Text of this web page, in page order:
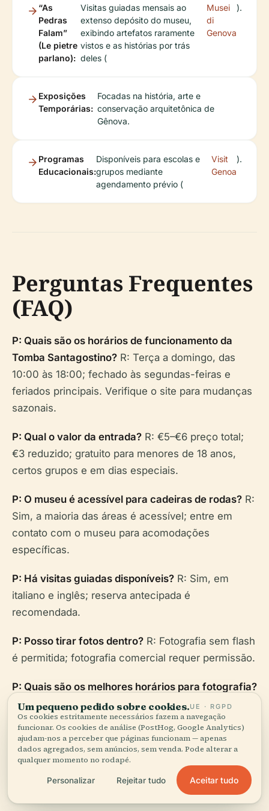
“As
Pedras
Falam”
(Le pietre
parlano):
Visitas guiadas mensais ao
extenso depósito do museu,
exibindo artefatos raramente
vistos e as histórias por trás
deles (
Musei
di
Genova
).
Exposições
Temporárias:
Focadas na história, arte e
conservação arquitetônica de
Gênova.
Programas
Educacionais:
Disponíveis para escolas e
grupos mediante
agendamento prévio (
Visit
Genoa
).
Perguntas Frequentes
(FAQ)
P: Quais são os horários de funcionamento da
Tomba Santagostino? R: Terça a domingo, das
10:00 às 18:00; fechado às segundas-feiras e
feriados principais. Verifique o site para mudanças
sazonais.
P: Qual o valor da entrada? R: €5–€6 preço total;
€3 reduzido; gratuito para menores de 18 anos,
certos grupos e em dias especiais.
P: O museu é acessível para cadeiras de rodas? R:
Sim, a maioria das áreas é acessível; entre em
contato com o museu para acomodações
específicas.
P: Há visitas guiadas disponíveis? R: Sim, em
italiano e inglês; reserva antecipada é
recomendada.
P: Posso tirar fotos dentro? R: Fotografia sem flash
é permitida; fotografia comercial requer permissão.
P: Quais são os melhores horários para fotografia?
R: Cedo pela manhã ou final da tarde para luz
natural e menos visitantes.
Um pequeno pedido sobre cookies.UE · RGPD
Os cookies estritamente necessários fazem a navegação
funcionar. Os cookies de análise (PostHog, Google Analytics)
ajudam-nos a perceber que páginas funcionam — apenas
dados agregados, sem anúncios, sem venda. Pode alterar a
qualquer momento no rodapé.
Personalizar Rejeitar tudo Aceitar tudo